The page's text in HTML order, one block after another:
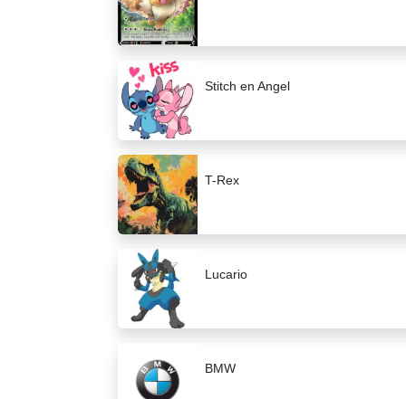
Stitch en Angel
T-Rex
Lucario
BMW